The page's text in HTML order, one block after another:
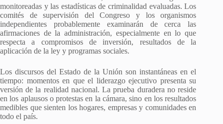
monitoreadas y las estadísticas de criminalidad evaluadas. Los
comités de supervisión del Congreso y los organismos
independientes probablemente examinarán de cerca las
afirmaciones de la administración, especialmente en lo que
respecta a compromisos de inversión, resultados de la
aplicación de la ley y programas sociales.
Los discursos del Estado de la Unión son instantáneas en el
tiempo: momentos en que el liderazgo ejecutivo presenta su
versión de la realidad nacional. La prueba duradera no reside
en los aplausos o protestas en la cámara, sino en los resultados
medibles que sienten los hogares, empresas y comunidades en
todo el país.